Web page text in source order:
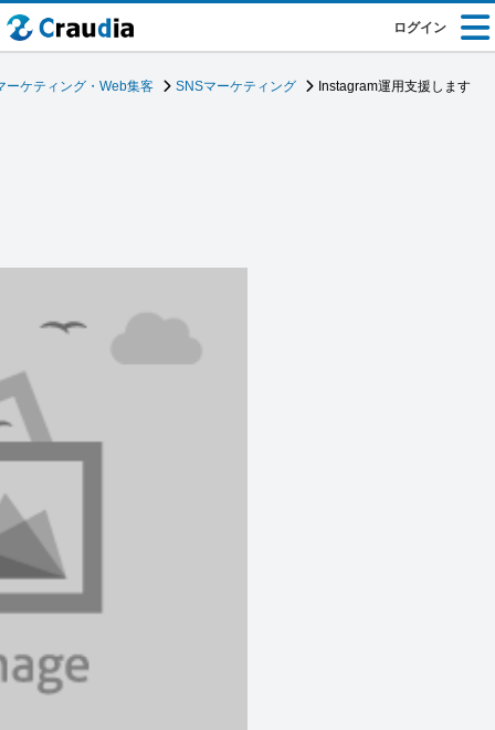
ログイン
ーケティング・Web集客 SNSマーケティング Instagram運用支援します